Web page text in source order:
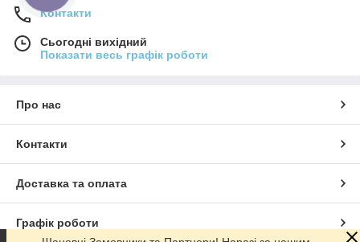
Контакти
Сьогодні вихідний
Показати весь графік роботи
Про нас
Контакти
Доставка та оплата
Графік роботи